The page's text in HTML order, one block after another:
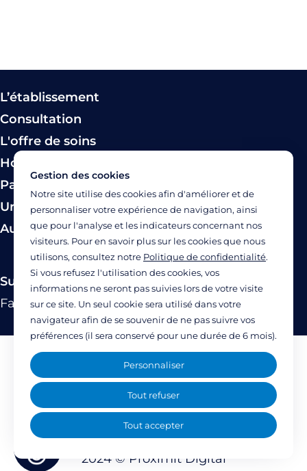
L’établissement
Consultation
L'offre de soins
Hospitalisation
Paiement
Urgence
Autres modes de prise en charge
Suivez-nous
FacebookTwitterLinkedinYouTubeInstagram
Mentions légales
Politique de confidentialité
Accessibilité : partiellement accessible
(77%)
2024 © Proximit Digital
Gestion des cookies
Notre site utilise des cookies afin d'améliorer et de
personnaliser votre expérience de navigation, ainsi
que pour l'analyse et les indicateurs concernant nos
visiteurs. Pour en savoir plus sur les cookies que nous
utilisons, consultez notre Politique de confidentialité.
Si vous refusez l'utilisation des cookies, vos
informations ne seront pas suivies lors de votre visite
sur ce site. Un seul cookie sera utilisé dans votre
navigateur afin de se souvenir de ne pas suivre vos
préférences (il sera conservé pour une durée de 6 mois).
Tout accepter
Tout refuser
Personnaliser